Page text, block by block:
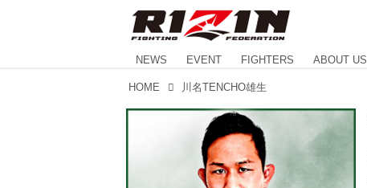
NEWS EVENT FIGHTERS ABOUT US
HOME 川名TENCHO雄生